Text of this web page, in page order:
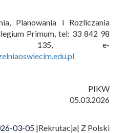
Planowania i Rozliczania
Primum, tel: 33 842 98
135, e-
05.03.2026
03-05 |Rekrutacja| Z Polski